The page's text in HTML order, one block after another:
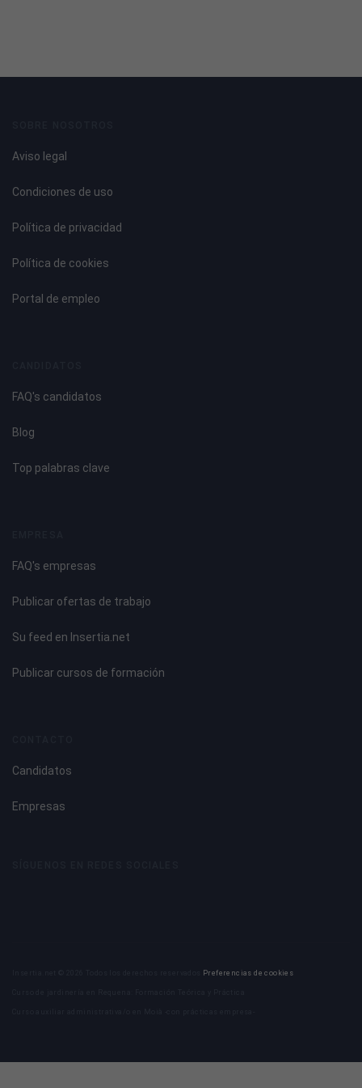
Aviso legal
Condiciones de uso
Política de privacidad
Política de cookies
Portal de empleo
FAQ's candidatos
Blog
Top palabras clave
FAQ's empresas
Publicar ofertas de trabajo
Su feed en Insertia.net
Publicar cursos de formación
Candidatos
Empresas
Preferencias de cookies